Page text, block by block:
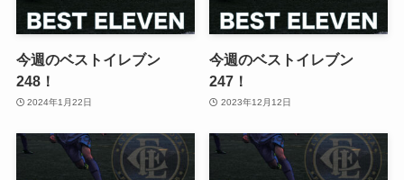
今週のベストイレブン
248！
2024年1月22日
今週のベストイレブン
247！
2023年12月12日